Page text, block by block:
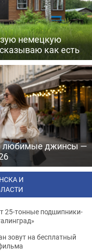
немецкую
как есть
любимые джинсы —
И
25-тонные подшипники-
зовут на бесплатный